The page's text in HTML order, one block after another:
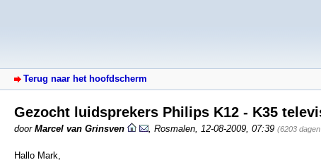
Terug naar het hoofdscherm
Gezocht luidsprekers Philips K12 - K35
door Marcel van Grinsven Rosmalen 12-08-2009, 07:39 (6203
Hallo Mark,